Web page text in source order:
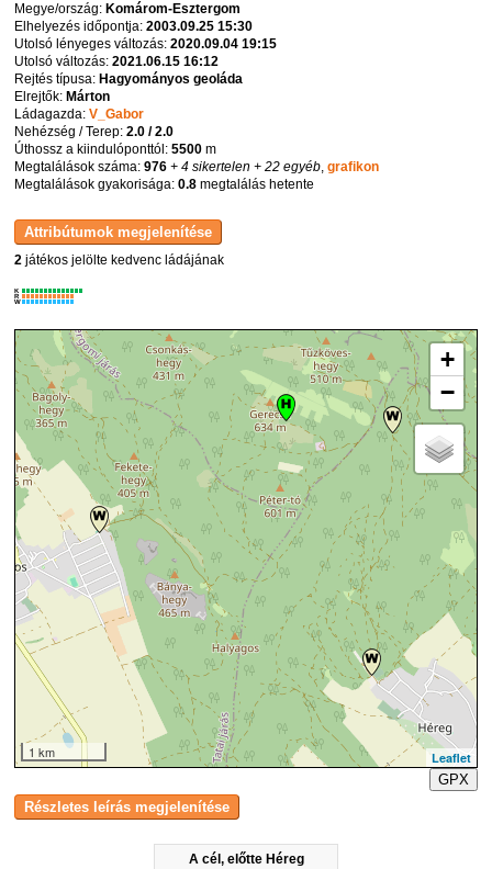
A cél, előtte Héreg
Megye/ország: Komárom-Esztergom
Elhelyezés időpontja:2003.09.25 15:30
Utolsó lényeges változás:2020.09.04 19:15
Utolsó változás:2021.06.15 16:12
Rejtés típusa: Hagyományos geoláda
Elrejtők: Márton
Ládagazda:V_Gabor
Nehézség / Terep:2.0 / 2.0
Úthossz a kiindulóponttól:5500 m
Megtalálások száma:976 + 4 sikertelen + 22 egyéb,grafikon
Megtalálások gyakorisága:0.8 megtalálás hetente
2 játékos jelölte kedvenc ládájának
K
R
W
+
−
1 km
Leaflet
GPX